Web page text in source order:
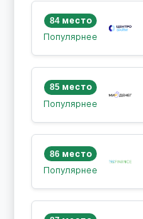
84 место
Популярнее
85 место
Популярнее
86 место
Популярнее